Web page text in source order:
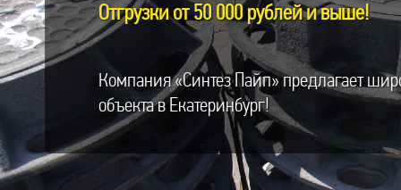
Отгрузки от 50 000 рублей и выше!
Компания «Синтез Пайп» предлагает
объекта в Екатеринбург!